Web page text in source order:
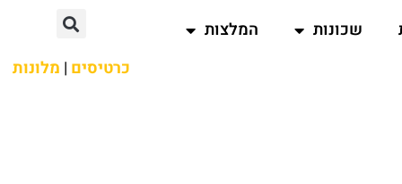
שכונות
המלצות
כרטיסים | מלונות